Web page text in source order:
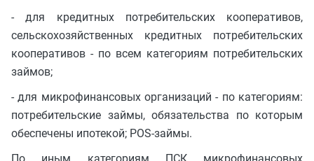
- для кредитных потребительских кооперативов,
сельскохозяйственных кредитных потребительских
кооперативов - по всем категориям потребительских
займов;
- для микрофинансовых организаций - по категориям:
потребительские займы, обязательства по которым
обеспечены ипотекой; POS-займы.